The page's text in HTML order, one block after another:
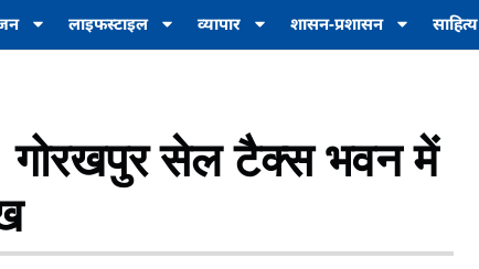
लाइफस्टाइल व्यापार शासन-प्रशासन साहित्य
सेल टैक्स भवन में